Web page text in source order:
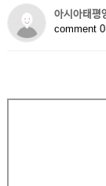
아시아태평
comment 0